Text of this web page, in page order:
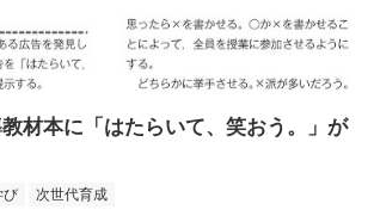
材本に「はたらいて、笑おう。」が
び 次世代育成